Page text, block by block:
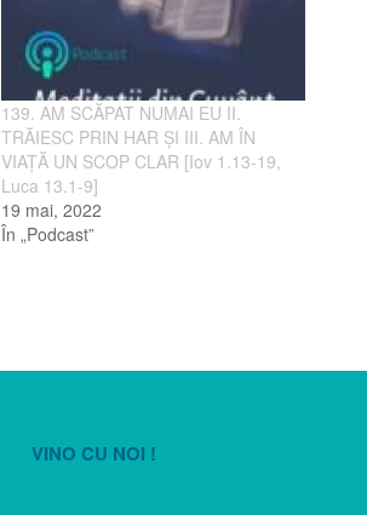
139. AM SCĂPAT NUMAI EU II.
TRĂIESC PRIN HAR ŞI III. AM ÎN
VIAŢĂ UN SCOP CLAR [Iov 1.13-19,
Luca 13.1-9]
19 mai, 2022
În „Podcast”
VINO CU NOI !